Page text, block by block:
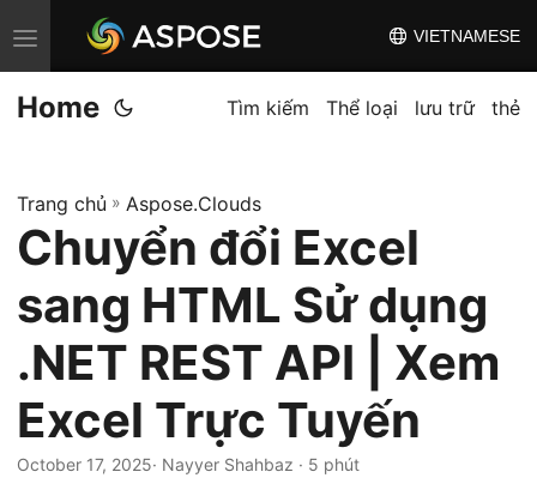
C
h
u
n
đ
i
đ
i
ề
u
h
VIETNAMESE
Home Tìm kiếm Thể loại lưu trữ thẻ
Trang chủ » Aspose.Clouds
Chuyển đổi Excel
sang HTML Sử dụng
.NET REST API | Xem
Excel Trực Tuyến
October 17, 2025· Nayyer Shahbaz · 5 phút